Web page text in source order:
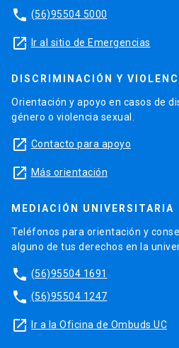
phone (56)95504 5000
launch Ir al sitio de Emergencias
DISCRIMINACIÓN Y
Orientación y apoyo en casos de
género o violencia sexual.
launch Contacto para apoyo
launch Más orientación
MEDIACIÓN UNIVERSITARIA
Teléfonos para orientación y
alguno de tus derechos en la
phone (56)95504 1691
phone (56)95504 1247
launch Ir a la Oficina de Ombuds UC